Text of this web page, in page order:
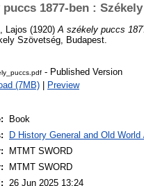
puccs 1877-ben :
Lajos (1920) A székely puccs
Szövetség, Budapest.
- Published Version
(7MB)
Preview
Book
D History General and Old
MTMT SWORD
MTMT SWORD
26 Jun 2025 13:24